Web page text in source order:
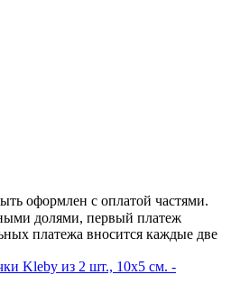
оформлен с оплатой частями.
долями, первый платеж
платежа вносится каждые две
Kleby из 2 шт., 10x5 см. -